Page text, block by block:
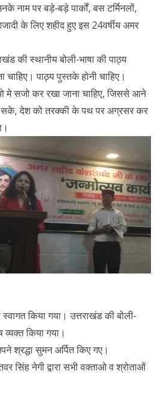
नाम पर बड़े-बड़े पार्कों, बस टर्मिनलों,
के लिए शहीद हुए इस 24वर्षीय अमर
की स्थानीय बोली-भाषा की पाठ्य
पाठ्य पुस्तके होनी चाहिए।
मे सजो कर रखा जाना चाहिए, जिससे आने
सके, देश को तरक्की के पथ पर अग्रसर कर
स्वागत किया गया। उत्तराखंड की बोली-
व्यक्त किया गया।
श्रद्धा सुमन अर्पित किए गए।
सिंह नेगी द्वारा सभी वक्ताओ व श्रोताओं